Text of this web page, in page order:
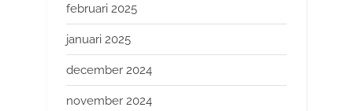
februari 2025
januari 2025
december 2024
november 2024